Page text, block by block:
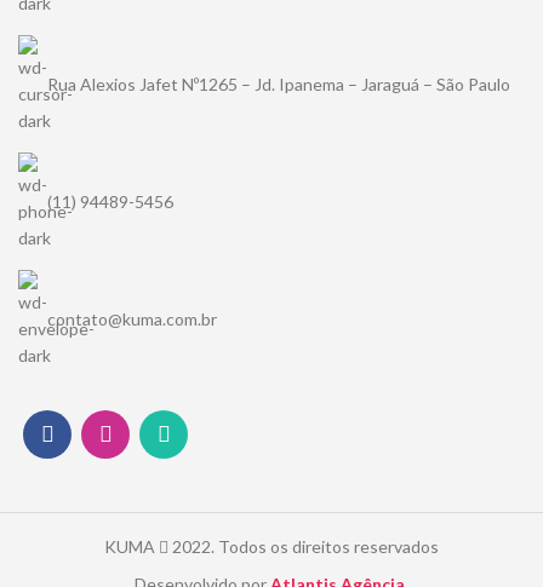
Rua Alexios Jafet Nº1265 – Jd. Ipanema – Jaraguá – São Paulo
(11) 94489-5456
contato@kuma.com.br
KUMA
2022. Todos os direitos reservados